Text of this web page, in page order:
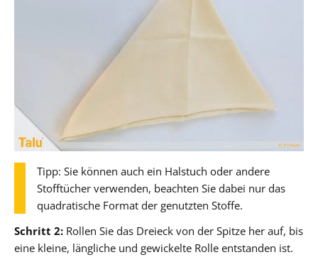
Tipp: Sie können auch ein Halstuch oder andere
Stofftücher verwenden, beachten Sie dabei nur das
quadratische Format der genutzten Stoffe.
Schritt 2: Rollen Sie das Dreieck von der Spitze her auf, bis
eine kleine, längliche und gewickelte Rolle entstanden ist.